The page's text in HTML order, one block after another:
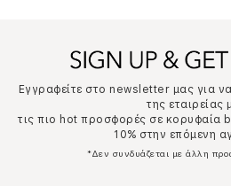
Εγγραφείτε στο newsletter μας για
της εταιρείας
τις πιο hot προσφορές σε κορυφαία
10% στην επόμενη
*Δεν συνδυάζεται με άλλη